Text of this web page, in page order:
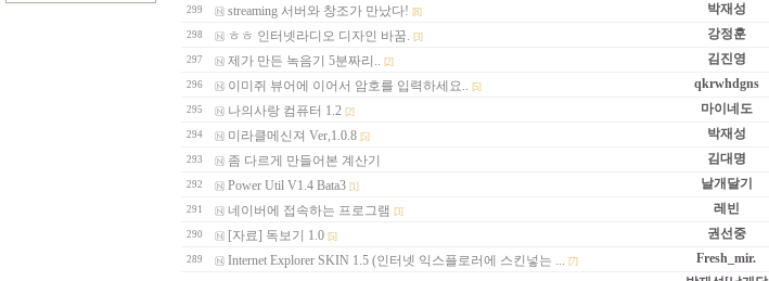
299 streaming 서버와 창조가 만났다! [8] 박재성
298 ㅎㅎ 인터넷라디오 디자인 바꿈. [3] 강정훈
297 제가 만든 녹음기 5분짜리.. [2] 김진영
296 이미쥐 뷰어에 이어서 암호를 입력하세요.. [5] qkrwhdgns
295 나의사랑 컴퓨터 1.2 [2] 마이네도
294 미라클메신져 Ver,1.0.8 [5] 박재성
293 좀 다르게 만들어본 계산기 김대명
292 Power Util V1.4 Bata3 [1] 날개달기
291 네이버에 접속하는 프로그램 [3] 레빈
290 [자료] 독보기 1.0 [5] 권선중
289 Internet Explorer SKIN 1.5 (인터넷 익스플로러에 스킨넣는 ... [7] Fresh_mir.